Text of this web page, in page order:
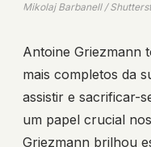
Mikolaj Barbanell /
Antoine Griezmann
mais completos da
assistir e sacrificar-
um papel crucial
Griezmann brilhou